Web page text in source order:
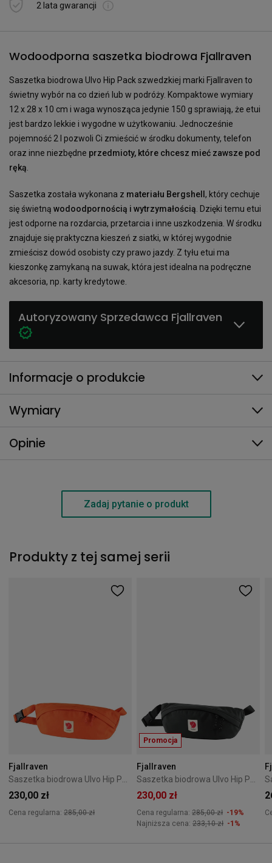
2 lata gwarancji
Wodoodporna saszetka biodrowa Fjallraven
Saszetka biodrowa Ulvo Hip Pack szwedzkiej marki Fjallraven to
świetny wybór na co dzień lub w podróży. Kompaktowe wymiary
12 x 28 x 10 cm i waga wynosząca jedynie 150 g sprawiają, że etui
jest bardzo lekkie i wygodne w użytkowaniu. Jednocześnie
pojemność 2 l pozwoli Ci zmieścić w środku dokumenty, telefon
oraz inne niezbędne przedmioty, które chcesz mieć zawsze pod
ręką
Saszetka została wykonana z materiału Bergshell , który cechuje
się świetną wodoodpornością i wytrzymałością . Dzięki temu etui
jest odporne na rozdarcia, przetarcia i inne uszkodzenia. W środku
znajduje się praktyczna kieszeń z siatki, w której wygodnie
zmieścisz dowód osobisty czy prawo jazdy. Z tyłu etui ma
kieszonkę zamykaną na suwak, która jest idealna na podręczne
akcesoria, np. karty kredytowe.
Autoryzowany Sprzedawca Fjallraven
Informacje o produkcie
Wymiary
Opinie
Zadaj pytanie o produkt
Produkty z tej samej serii
Fjallraven
Saszetka biodrowa Ulvo Hip Pack Fjallraven - Hokkaido Orange
230,00 zł
Cena regularna: 285,00 zł
Promocja
Fjallraven
Saszetka biodrowa Ulvo Hip Pack Fjallraven - Dark Grey
230,00 zł
Cena regularna: 285,00 zł -19%
Najniższa cena: 233,10 zł -1%